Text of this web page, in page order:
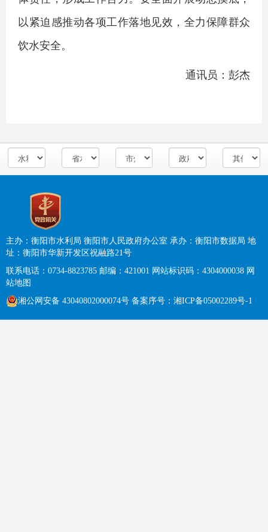
以紧迫感推动各项工作落地见效，全力保障群众
饮水安全。
通讯员：彭杰
主办：衡阳市水利局 衡阳市人民政府办公室 承办：衡阳市数据局 地
址：衡阳市华新开发区祝融路21号
联系电话：0734-8823785 邮编：421001 网站标识码：4304000038 网
站地图
湘公网安备 43040802000074号 备案序号： 湘ICP备05002289号-1